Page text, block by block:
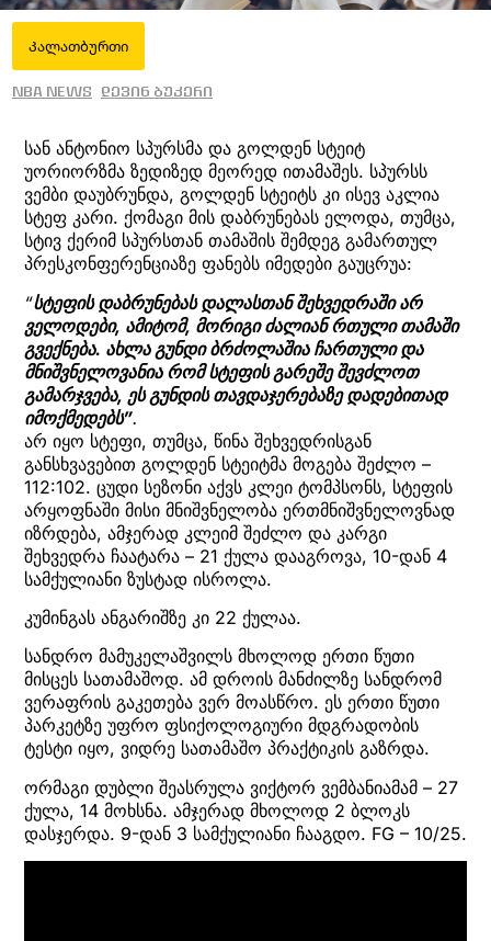
Კალათბურთი
NBA News დევინ ბუკერი
სან ანტონიო სპურსმა და გოლდენ სტეიტ
უორიორზმა ზედიზედ მეორედ ითამაშეს. სპურსს
ვემბი დაუბრუნდა, გოლდენ სტეიტს კი ისევ აკლია
სტეფ კარი. ქომაგი მის დაბრუნებას ელოდა, თუმცა,
სტივ ქერიმ სპურსთან თამაშის შემდეგ გამართულ
პრესკონფერენციაზე ფანებს იმედები გაუცრუა:
“სტეფის დაბრუნებას დალასთან შეხვედრაში არ
ველოდები, ამიტომ, მორიგი ძალიან რთული თამაში
გვექნება. ახლა გუნდი ბრძოლაშია ჩართული და
მნიშვნელოვანია რომ სტეფის გარეშე შევძლოთ
გამარჯვება, ეს გუნდის თავდაჯერებაზე დადებითად
იმოქმედებს”.
არ იყო სტეფი, თუმცა, წინა შეხვედრისგან
განსხვავებით გოლდენ სტეიტმა მოგება შეძლო –
112:102. ცუდი სეზონი აქვს კლეი ტომპსონს, სტეფის
არყოფნაში მისი მნიშვნელობა ერთმნიშვნელოვნად
იზრდება, ამჯერად კლეიმ შეძლო და კარგი
შეხვედრა ჩაატარა – 21 ქულა დააგროვა, 10-დან 4
სამქულიანი ზუსტად ისროლა.
კუმინგას ანგარიშზე კი 22 ქულაა.
სანდრო მამუკელაშვილს მხოლოდ ერთი წუთი
მისცეს სათამაშოდ. ამ დროის მანძილზე სანდრომ
ვერაფრის გაკეთება ვერ მოასწრო. ეს ერთი წუთი
პარკეტზე უფრო ფსიქოლოგიური მდგრადობის
ტესტი იყო, ვიდრე სათამაშო პრაქტიკის გაზრდა.
ორმაგი დუბლი შეასრულა ვიქტორ ვემბანიამამ – 27
ქულა, 14 მოხსნა. ამჯერად მხოლოდ 2 ბლოკს
დასჯერდა. 9-დან 3 სამქულიანი ჩააგდო. FG – 10/25.